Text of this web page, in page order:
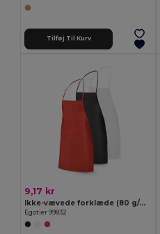
Tilføj Til Kurv
9,17 kr
Ikke-vævede forklæde (80 g/m²)
Egotier 99832